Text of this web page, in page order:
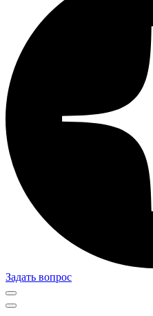
Задать вопрос